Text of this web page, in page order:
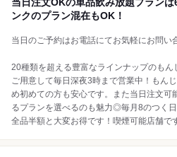
ンクのプラン混在もOK！
当日のご予約はお電話にてお気軽にお問い
20種類を超える豊富なラインナップのも
ご用意して毎日深夜3時まで営業中！もん
め初めての方も安心です。また当日注文可
るプランを選べるのも魅力◎毎月8のつく
全品半額と大変お得です！喫煙可能店舗で